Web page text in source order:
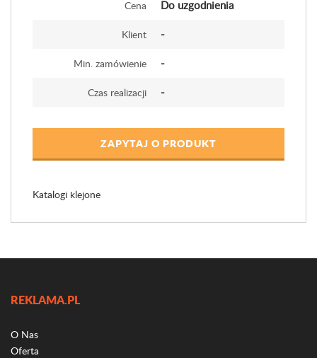
Cena Do uzgodnienia
Klient -
Min. zamówienie -
Czas realizacji -
ZAPYTAJ O PRODUKT
Katalogi klejone
REKLAMA.PL
O Nas
Oferta